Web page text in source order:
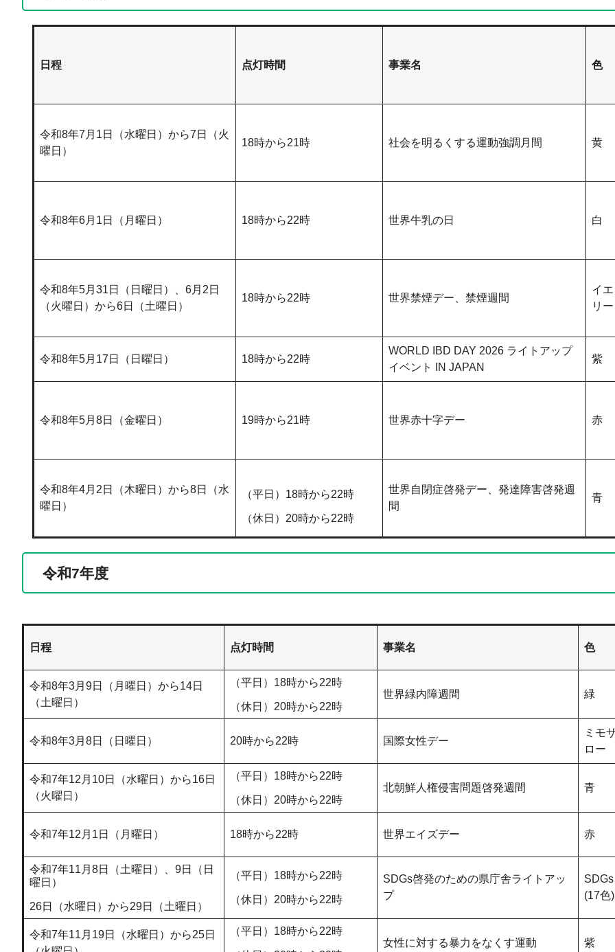
日程 点灯時間 事業名 色
令和8年7月1日（水曜日）から7日（火
曜日）
18時から21時 社会を明るくする運動強調月間 黄
令和8年6月1日（月曜日） 18時から22時 世界牛乳の日 白
令和8年5月31日（日曜日）、6月2日
（火曜日）から6日（土曜日）
18時から22時 世界禁煙デー、禁煙週間
イ
リ
令和8年5月17日（日曜日） 18時から22時
WORLD IBD DAY 2026 ライトアップ
イベント IN JAPAN
紫
令和8年5月8日（金曜日） 19時から21時 世界赤十字デー 赤
令和8年4月2日（木曜日）から8日（水
曜日）
（平日）18時から22時
（休日）20時から22時
​世界自閉症啓発デー、発達障害啓発週
間
​青
令和7年度
日程 点灯時間 事業名 色
令和8年3月9日（月曜日）から14日
（土曜日）
（平日）18時から22時
（休日）20時から22時
世界緑内障週間 緑
令和8年3月8日（日曜日） 20時から22時 国際女性デー
ミモ
ロー
令和7年12月10日（水曜日）から16日
（火曜日）
（平日）18時から22時
（休日）20時から22時
北朝鮮人権侵害問題啓発週間 青
令和7年12月1日（月曜日） 18時から22時 世界エイズデー 赤
令和7年11月8日（土曜日）、9日（日
曜日）
26日（水曜日）から29日（土曜日）
（平日）18時から22時
（休日）20時から22時
SDGs啓発のための県庁舎ライトアッ
プ
(17色)
令和7年11月19日（水曜日）から25日
（平日）18時から22時
女性に対する暴力をなくす運動 紫